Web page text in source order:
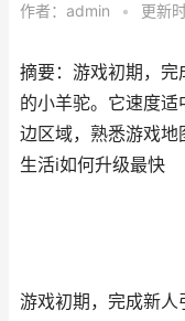
作者： admin • 更新
摘要：游戏初期，
的小羊驼。它速度适
边区域，熟悉游戏
生活i如何升级最快
游戏初期，完成新